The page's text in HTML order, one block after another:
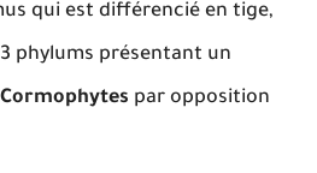
qui est différencié en tige,
phylums présentant un
Cormophytes par opposition